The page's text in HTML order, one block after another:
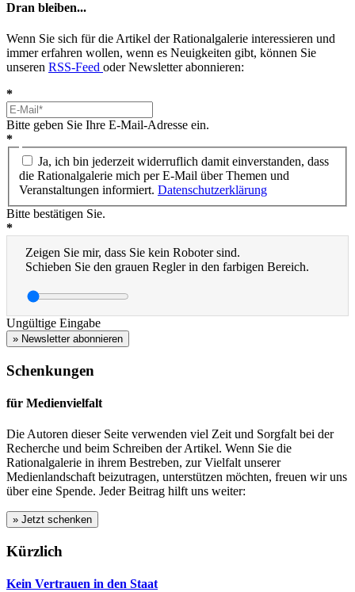
Dran bleiben...
Wenn Sie sich für die Artikel der Rationalgalerie interessieren und
immer erfahren wollen, wenn es Neuigkeiten gibt, können Sie
unseren RSS-Feed oder Newsletter abonnieren:
*
Bitte geben Sie Ihre E-Mail-Adresse ein.
*
Ja, ich bin jederzeit widerruflich damit einverstanden, dass
die Rationalgalerie mich per E-Mail über Themen und
Veranstaltungen informiert. Datenschutzerklärung
Bitte bestätigen Sie.
*
Zeigen Sie mir, dass Sie kein Roboter sind.
Schieben Sie den grauen Regler in den farbigen Bereich.
Ungültige Eingabe
» Newsletter abonnieren
Schenkungen
für Medienvielfalt
Die Autoren dieser Seite verwenden viel Zeit und Sorgfalt bei der
Recherche und beim Schreiben der Artikel. Wenn Sie die
Rationalgalerie in ihrem Bestreben, zur Vielfalt unserer
Medienlandschaft beizutragen, unterstützen möchten, freuen wir uns
über eine Spende. Jeder Beitrag hilft uns weiter:
Kürzlich
Kein Vertrauen in den Staat